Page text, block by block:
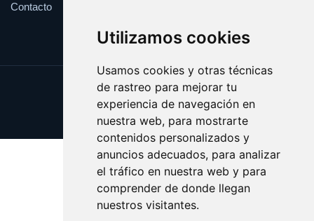
Utilizamos cookies
Usamos cookies y otras técnicas
de rastreo para mejorar tu
experiencia de navegación en
nuestra web, para mostrarte
contenidos personalizados y
anuncios adecuados, para analizar
el tráfico en nuestra web y para
comprender de donde llegan
nuestros visitantes.
Contacto
Update cookies preferences
Copyright © 2025 catalanes.org